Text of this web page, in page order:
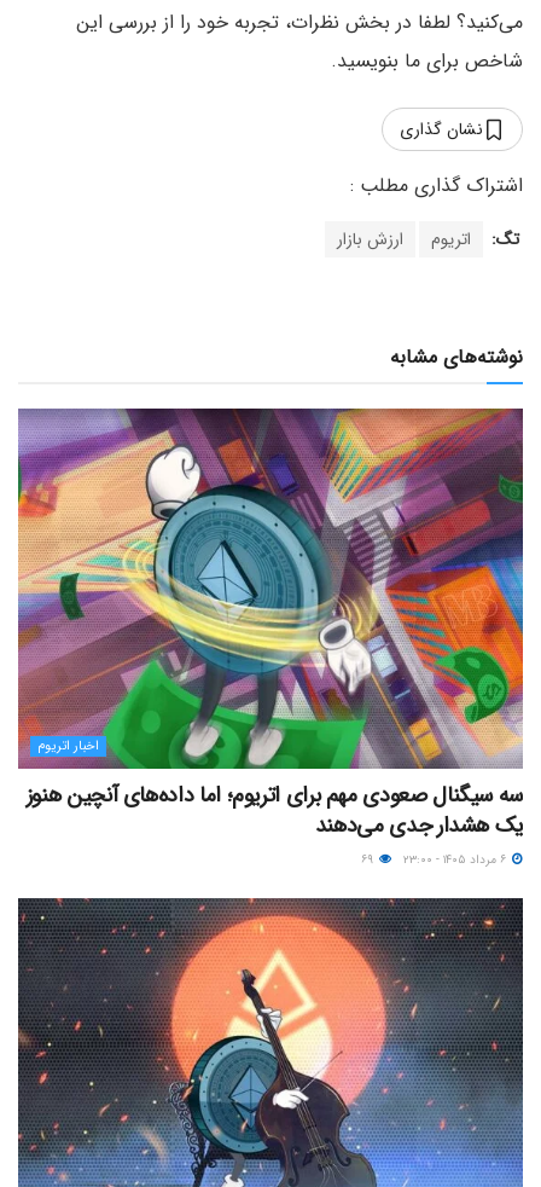
می‌کنید؟ لطفا در بخش نظرات، تجربه خود را از بررسی این
شاخص برای ما بنویسید.
نشان گذاری
تگ: اتریوم ارزش بازار
نوشته‌های مشابه
اخبار اتریوم
سه سیگنال صعودی مهم برای اتریوم؛ اما داده‌های آنچین هنوز
یک هشدار جدی می‌دهند